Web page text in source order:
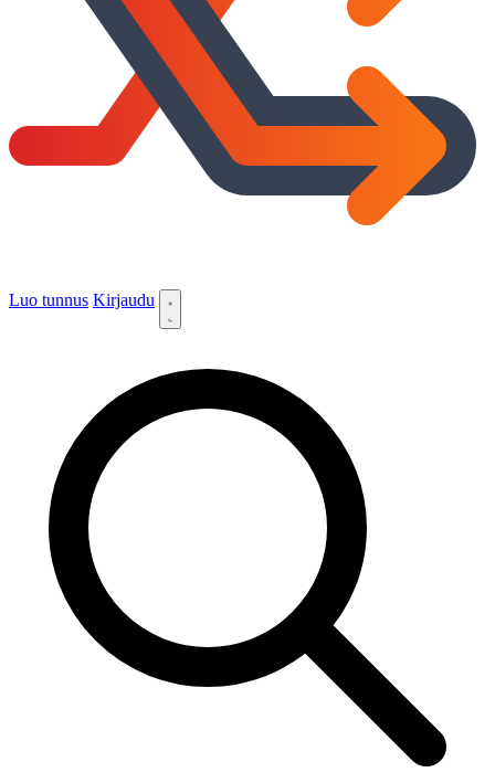
Luo tunnus Kirjaudu